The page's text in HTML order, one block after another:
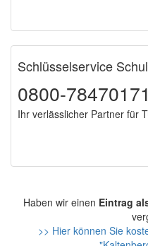
Schlüsselservice
0800-78470171
Ihr verlässlicher Partner für
Haben wir einen Eintrag
>> Hier können Sie